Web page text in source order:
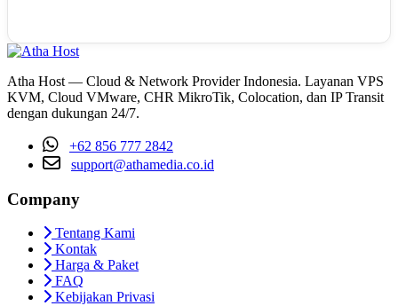
Atha Host — Cloud & Network Provider Indonesia. Layanan VPS
KVM, Cloud VMware, CHR MikroTik, Colocation, dan IP Transit
dengan dukungan 24/7.
+62 856 777 2842
support@athamedia.co.id
Company
Tentang Kami
Kontak
Harga & Paket
FAQ
Kebijakan Privasi